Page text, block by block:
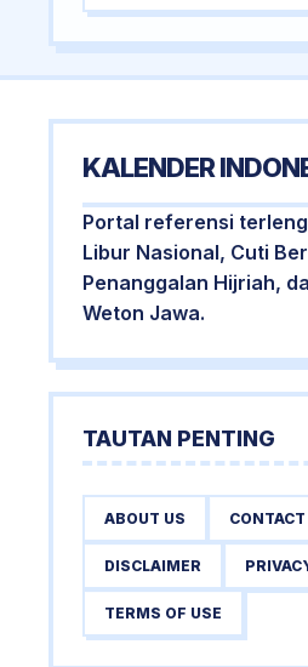
KALENDER
Portal referensi
Libur Nasional, Cuti
Penanggalan Hijriah,
Weton Jawa.
TAUTAN PENTING
ABOUT US CONTACT
DISCLAIMER
TERMS OF USE